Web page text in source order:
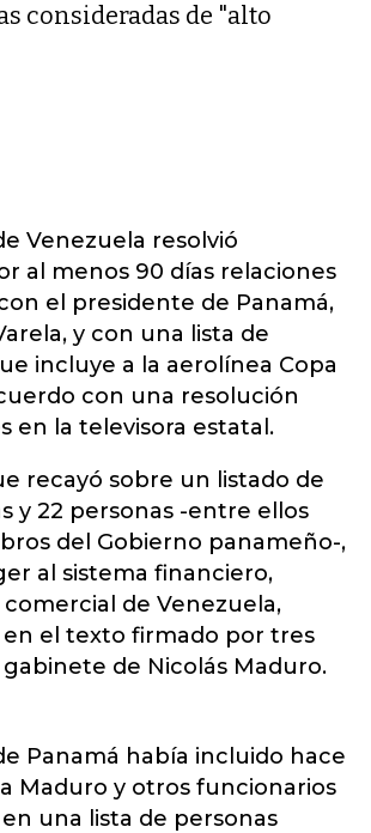
consideradas de "alto
Venezuela resolvió
al menos 90 días relaciones
el presidente de Panamá,
y con una lista de
incluye a la aerolínea Copa
con una resolución
en la televisora estatal.
recayó sobre un listado de
y 22 personas -entre ellos
del Gobierno panameño-,
al sistema financiero,
de Venezuela,
el texto firmado por tres
de Nicolás Maduro.
Panamá había incluido hace
Maduro y otros funcionarios
una lista de personas